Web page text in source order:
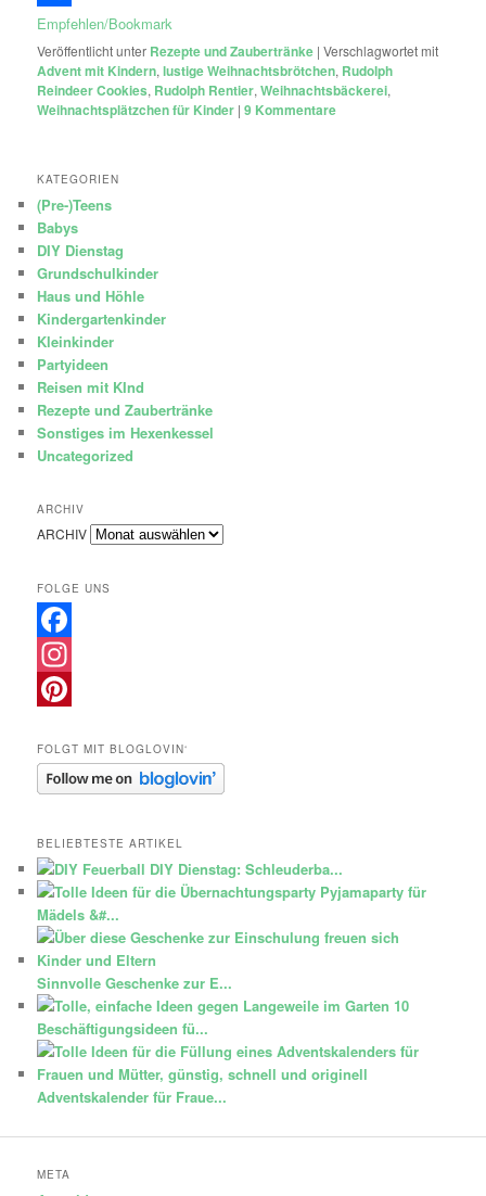
Empfehlen/Bookmark
Veröffentlicht unter Rezepte und Zaubertränke |Verschlagwortet mit
Advent mit Kindern,lustige Weihnachtsbrötchen, Rudolph
Reindeer Cookies, Rudolph Rentier,Weihnachtsbäckerei,
Weihnachtsplätzchen für Kinder |9 Kommentare
KATEGORIEN
(Pre-)Teens
Babys
DIY Dienstag
Grundschulkinder
Haus und Höhle
Kindergartenkinder
Kleinkinder
Partyideen
Reisen mit KInd
Rezepte und Zaubertränke
Sonstiges im Hexenkessel
Uncategorized
ARCHIV
ARCHIV
FOLGE UNS
Facebook
Instagram
FOLGT MIT BLOGLOVIN‘
BELIEBTESTE ARTIKEL
DIY Dienstag: Schleuderba...
Pyjamaparty für
Mädels &#...
Sinnvolle Geschenke zur E...
10
Beschäftigungsideen fü...
Adventskalender für Fraue...
META